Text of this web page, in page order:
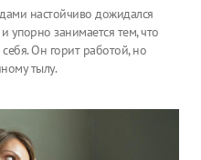
настойчиво дожидался
упорно занимается тем, что
Он горит работой, но
тылу.